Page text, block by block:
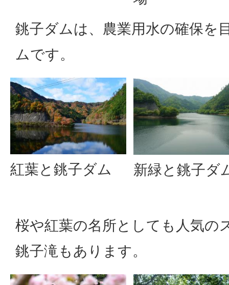
銚子ダムは、農業用水の確保を
ムです。
紅葉と銚子ダム 新緑と銚子ダ
桜や紅葉の名所としても人気の
銚子滝もあります。